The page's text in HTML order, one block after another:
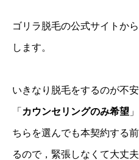
ゴリラ脱毛の公式サイトか
します。
いきなり脱毛をするのが不
「 カウンセリングのみ希望
ちらを選んでも本契約する
るので，緊張しなくて大丈夫